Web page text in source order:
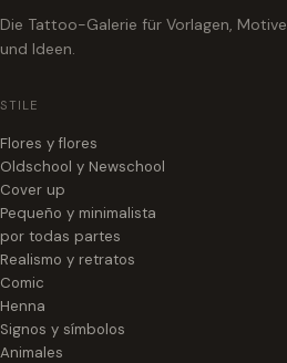
Die Tattoo-Galerie für Vorlagen, Motive
und Ideen.
STILE
Flores y flores
Oldschool y Newschool
Cover up
Pequeño y minimalista
por todas partes
Realismo y retratos
Comic
Henna
Signos y símbolos
Animales